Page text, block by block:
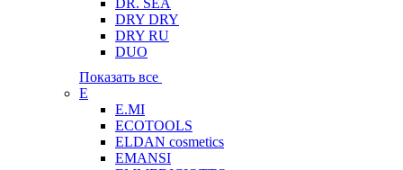
DR. SEA
DRY DRY
DRY RU
DUO
Показать все
E
E.MI
ECOTOOLS
ELDAN cosmetics
EMANSI